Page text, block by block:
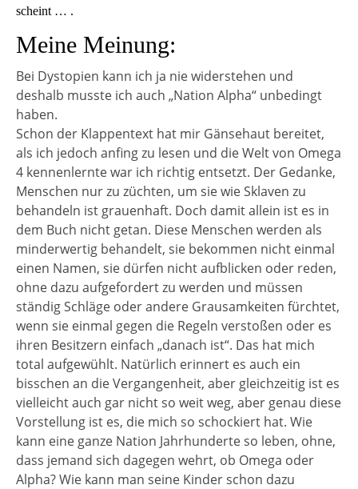
scheint … .
Meine Meinung:
Bei Dystopien kann ich ja nie widerstehen und
deshalb musste ich auch „Nation Alpha“ unbedingt
haben.
Schon der Klappentext hat mir Gänsehaut bereitet,
als ich jedoch anfing zu lesen und die Welt von Omega
4 kennenlernte war ich richtig entsetzt. Der Gedanke,
Menschen nur zu züchten, um sie wie Sklaven zu
behandeln ist grauenhaft. Doch damit allein ist es in
dem Buch nicht getan. Diese Menschen werden als
minderwertig behandelt, sie bekommen nicht einmal
einen Namen, sie dürfen nicht aufblicken oder reden,
ohne dazu aufgefordert zu werden und müssen
ständig Schläge oder andere Grausamkeiten fürchtet,
wenn sie einmal gegen die Regeln verstoßen oder es
ihren Besitzern einfach „danach ist“. Das hat mich
total aufgewühlt. Natürlich erinnert es auch ein
bisschen an die Vergangenheit, aber gleichzeitig ist es
vielleicht auch gar nicht so weit weg, aber genau diese
Vorstellung ist es, die mich so schockiert hat. Wie
kann eine ganze Nation Jahrhunderte so leben, ohne,
dass jemand sich dagegen wehrt, ob Omega oder
Alpha? Wie kann man seine Kinder schon dazu